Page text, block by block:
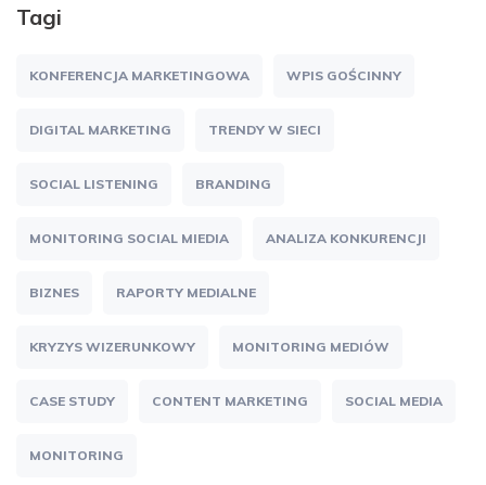
Tagi
KONFERENCJA MARKETINGOWA WPIS GOŚCINNY
DIGITAL MARKETING TRENDY W SIECI
SOCIAL LISTENING BRANDING
MONITORING SOCIAL MIEDIA ANALIZA KONKURENCJI
BIZNES RAPORTY MEDIALNE
KRYZYS WIZERUNKOWY MONITORING MEDIÓW
CASE STUDY CONTENT MARKETING SOCIAL MEDIA
MONITORING